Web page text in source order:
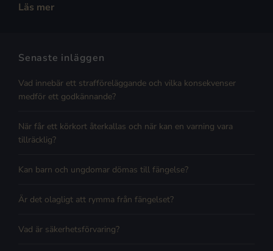
Läs mer
Senaste inläggen
Vad innebär ett strafföreläggande och vilka konsekvenser
medför ett godkännande?
När får ett körkort återkallas och när kan en varning vara
tillräcklig?
Kan barn och ungdomar dömas till fängelse?
Är det olagligt att rymma från fängelset?
Vad är säkerhetsförvaring?